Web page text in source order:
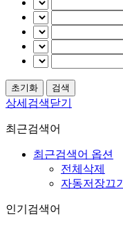
상세검색닫기
최근검색어
최근검색어 옵션
전체삭제
자동저장끄기
인기검색어